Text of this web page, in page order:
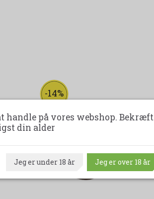
-14%
handle på vores webshop. Bekræft
din alder
Jeg er under 18 år Jeg er over 18 år